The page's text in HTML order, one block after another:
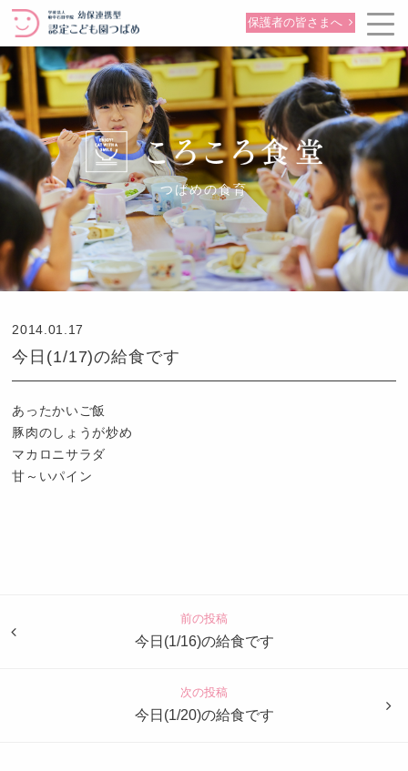
保護者の皆さまへ
つばめの食育
2014.01.17
今日(1/17)の給食です
あったかいご飯
豚肉のしょうが炒め
マカロニサラダ
甘～いパイン
も
前の投稿
今日(1/16)の給食です
次の投稿
今日(1/20)の給食です